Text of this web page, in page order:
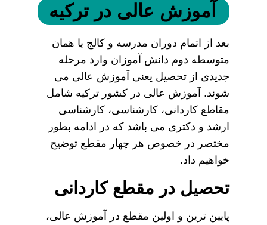
آموزش عالی در ترکیه
بعد از اتمام دوران مدرسه و کالج یا همان
متوسطه دوم دانش آموزان وارد مرحله
جدیدی از تحصیل یعنی آموزش عالی می
شوند. آموزش عالی در کشور ترکیه شامل
مقاطع کاردانی، کارشناسی، کارشناسی
ارشد و دکتری می باشد که در ادامه بطور
مختصر در خصوص هر چهار مقطع توضیح
خواهیم داد.
تحصیل در مقطع کاردانی
پایین ترین و اولین مقطع در آموزش عالی،